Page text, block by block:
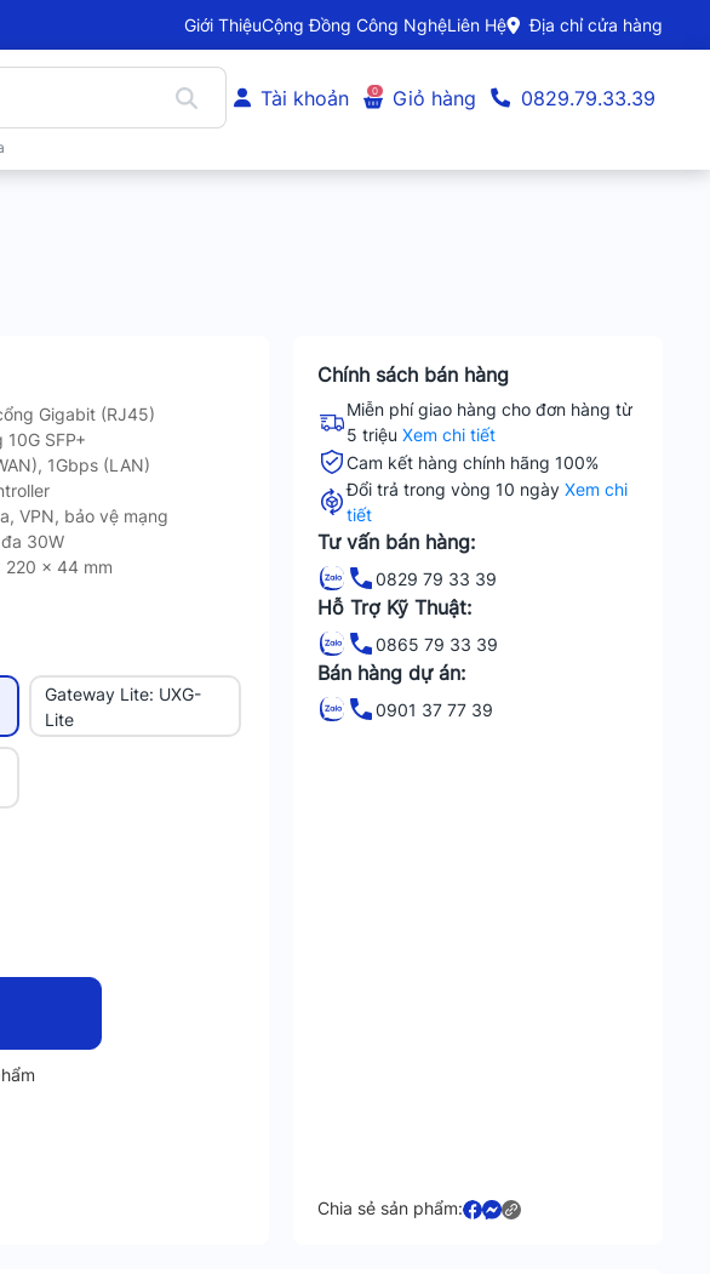
Giới ThiệuCộng Đồng Công NghệLiên Hệ Địa chỉ cửa hàng
Tài khoản 0 Giỏ hàng 0829.79.33.39
Gigabit (RJ45)
10G SFP+
1Gbps (LAN)
VPN, bảo vệ mạng
30W
220 x 44 mm
Gateway Lite: UXG-
Lite
Chính sách bán hàng
Miễn phí giao hàng cho đơn hàng từ
5 triệuXem chi tiết
Cam kết hàng chính hãng 100%
Đổi trả trong vòng 10 ngàyXem chi
tiết
Tư vấn bán hàng:
0829 79 33 39
Hỗ Trợ Kỹ Thuật:
0865 79 33 39
Bán hàng dự án:
0901 37 77 39
Chia sẻ sản phẩm: